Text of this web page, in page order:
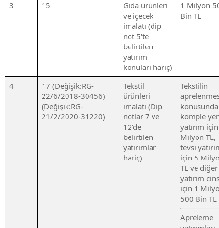
3 15
Gıda ürünleri
ve içecek
imalatı (dip
not 5'te
belirtilen
yatırım
konuları hariç)
1 Milyon
Bin TL
4
17 (Değişik:RG-
22/6/2018-30456)
(Değişik:RG-
21/2/2020-31220)
Tekstil
ürünleri
imalatı (Dip
notlar 7 ve
12'de
belirtilen
yatırımlar
hariç)
Tekstilin
konusunda
komple
yatırım
Milyon TL,
tevsi
için 5
TL ve diğer
yatırım
için 1
500 Bin TL
Apreleme